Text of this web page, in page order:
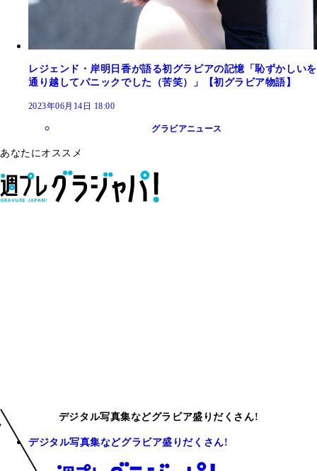
レジェンド・岸明日香が語る初グラビアの記憶「恥ずかしいを
通り越してパニックでした（苦笑）」【初グラビア物語】
2023年06月14日 18:00
グラビアニュース
あなたにオススメ
デジタル写真集などグラビア盛りだくさん!
デジタル写真集などグラビア盛りだくさん!